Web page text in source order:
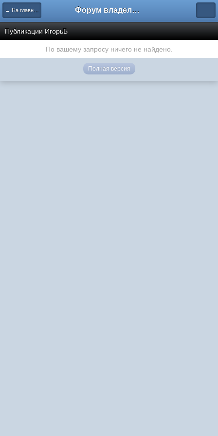
← На главную Форум владельцев интернет-магазинов
Публикации ИгорьБ
По вашему запросу ничего не найдено.
Полная версия